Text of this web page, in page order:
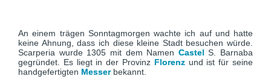
An einem trägen Sonntagmorgen wachte ich auf und hatte
keine Ahnung, dass ich diese kleine Stadt besuchen würde.
Scarperia wurde 1305 mit dem Namen Castel S. Barnaba
gegründet. Es liegt in der Provinz Florenzund ist für seine
handgefertigten Messerbekannt.